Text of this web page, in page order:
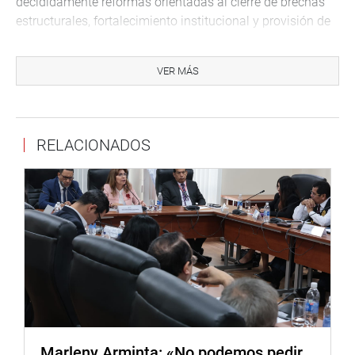
estructurales, fortalecimiento institucional y provisión de
nuestros ciudadanos, obteniendo además un sello de
calidad internacional en materia de políticas públicas y
sede central se encuentra en el Château de la Muette en
París (Francia). Los países miembros se reúnen para
intercambiar información y armonizar políticas con el
objetivo de maximizar su crecimiento económico y
colaborar con su desarrollo y el de los países no
miembros.
Respecto al tema del APEC, González-Olaechea resaltó
que el objeto de la PER es acercar la agenda de este foro
de Cooperación Económica del Asia Pacífico a la
ciudadanía. Para ello, informó que se ha creado la
iniciativa “APEC Ciudadano”, para que la población
VER MÁS
RELACIONADOS